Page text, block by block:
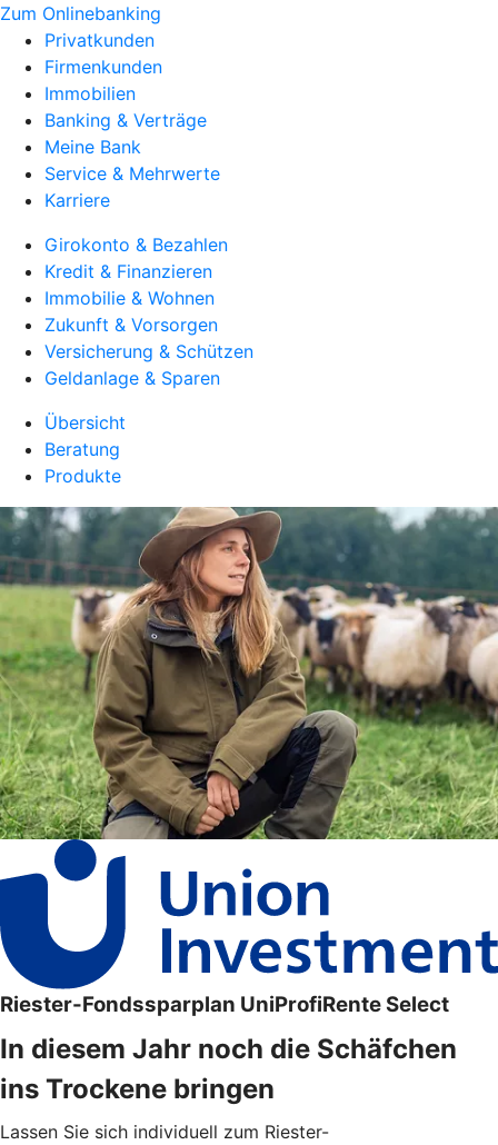
Zum Onlinebanking
Privatkunden
Firmenkunden
Immobilien
Banking & Verträge
Meine Bank
Service & Mehrwerte
Karriere
Girokonto & Bezahlen
Kredit & Finanzieren
Immobilie & Wohnen
Zukunft & Vorsorgen
Versicherung & Schützen
Geldanlage & Sparen
Übersicht
Beratung
Produkte
Riester-Fondssparplan UniProfiRente Select
In diesem Jahr noch die Schäfchen
ins Trockene bringen
Lassen Sie sich individuell zum Riester-